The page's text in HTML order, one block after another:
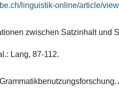
linguistik-online/article/
zwischen Satzinhalt und
Lang, 87-112.